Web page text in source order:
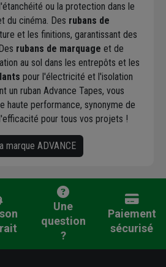
ou la protection dans le
du cinéma. Des rubans de
et les finitions, garantissant des
rubans de marquage et de
au sol dans les entrepôts et les
pour l'électricité et l'isolation
un ruban Advance Tapes, vous
haute performance, synonyme de
pour tous vos projets !
marque ADVANCE
Une
question
?
Paiement
sécurisé